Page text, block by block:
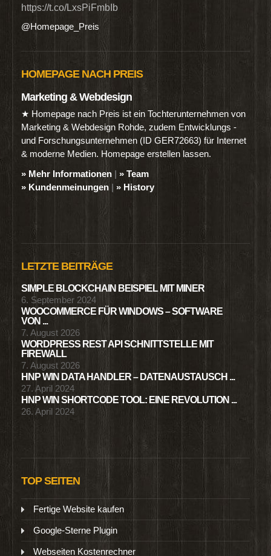
https://t.co/LxsPiFmbIb
@Homepage_Preis
HOMEPAGE NACH PREIS
Marketing & Webdesign
★ Homepage nach Preis ist ein Tochterunternehmen von
Marketing & Webdesign Rohde, zudem Entwicklungs -
und Forschungsunternehmen (ID GER72663) für Internet
& moderne Medien. Homepage erstellen lassen.
» Mehr Informationen | » Team
» Kundenmeinungen | » History
LETZTE BEITRÄGE
SIMPLE BLOCKCHAIN BEISPIEL MIT MINER
6. September 2024
WOOCOMMERCE FÜR WINDOWS – SOFTWARE
VON ...
7. August 2026
WORDPRESS REST API SCHNITTSTELLE MIT
FIREWALL
7. August 2026
HNP WIN DATA HANDLER – DATENAUSTAUSCH ...
27. April 2024
HNP WIN SHORTCODE TOOL: EINE REVOLUTION ...
26. April 2024
TOP SEITEN
Fertige Website kaufen
Google-Sterne Plugin
Webseiten Kostenrechner